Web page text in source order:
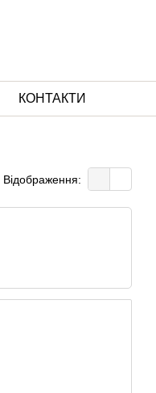
КОНТАКТИ
Відображення: